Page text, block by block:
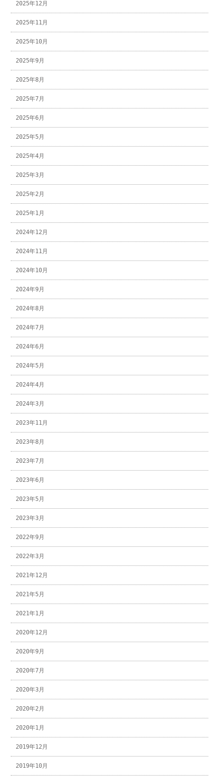
2025年12月
2025年11月
2025年10月
2025年9月
2025年8月
2025年7月
2025年6月
2025年5月
2025年4月
2025年3月
2025年2月
2025年1月
2024年12月
2024年11月
2024年10月
2024年9月
2024年8月
2024年7月
2024年6月
2024年5月
2024年4月
2024年3月
2023年11月
2023年8月
2023年7月
2023年6月
2023年5月
2023年3月
2022年9月
2022年3月
2021年12月
2021年5月
2021年1月
2020年12月
2020年9月
2020年7月
2020年3月
2020年2月
2020年1月
2019年12月
2019年10月